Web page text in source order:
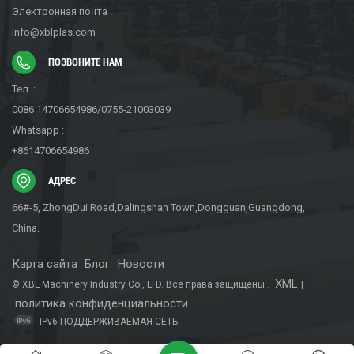
Электронная почта :
info@xblplas.com
ПОЗВОНИТЕ НАМ
Тел. :
0086 14706654986/0755-21003039
Whatsapp :
+8614706654986
АДРЕС
66#-5, ZhongDui Road,Dalingshan Town,Dongguan,Guangdong,
China.
Карта сайта Блог Новости
© XBL Machinery Industry Co., LTD. Все права защищены . XML
политика конфиденциальности
IPv6 ПОДДЕРЖИВАЕМАЯ СЕТЬ